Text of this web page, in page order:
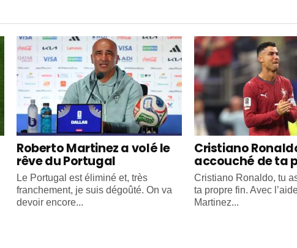
Roberto Martinez a volé le
rêve du Portugal
Le Portugal est éliminé et, très
franchement, je suis dégoûté. On va
devoir encore...
Cristiano
accouché de ta
Cristiano Ronaldo, tu
ta propre fin. Avec
Martinez...